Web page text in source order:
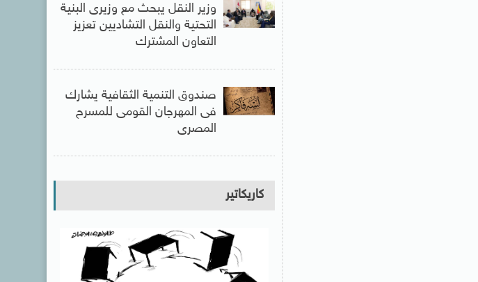
وزير النقل يبحث مع وزيرى البنية
التحتية والنقل التشاديين تعزيز
التعاون المشترك
صندوق التنمية الثقافية يشارك
فى المهرجان القومى للمسرح
المصرى
كاريكاتير